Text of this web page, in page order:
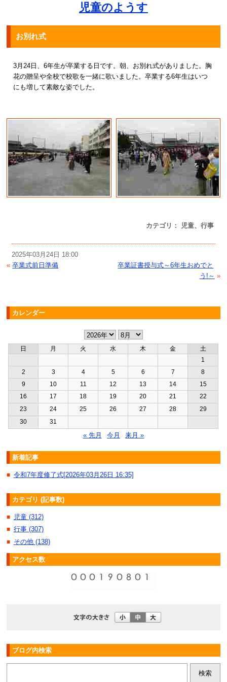
児童のようす
お別れ式
カテゴリ： 児童、行事
3月24日、6年生が卒業する日です。朝、お別れ式がありました。胸
花の贈呈や全校で校歌を一緒に歌いました。卒業する6年生はいつ
にも増して素敵な姿でした。
2025年03月24日 18:00
« 卒業式前日準備
卒業証書授与式～6年生おめでと
う!～ »
カレンダー
日 月 火 水 木 金
土
1
2
3 4 5 6 7
8
9
10 11 12 13 14
15
16
17 18 19 20 21
22
23
24 25 26 27 28
29
30
31
« 先月 今月 来月 »
新着記事
■ 令和7年度修了式[2026年03月26日 16:35]
カテゴリ (記事数)
■ 児童 (312)
■ 行事 (307)
■ その他 (138)
アクセス数
ブログ内検索